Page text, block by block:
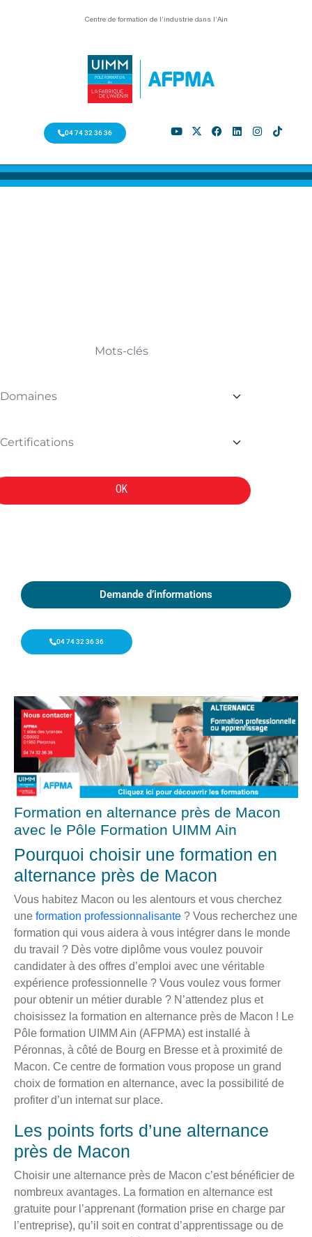
Centre de formation de l’industrie dans l’Ain
04 74 32 36 36
OK
Demande d’informations
04 74 32 36 36
Formation en alternance près de Macon
avec le Pôle Formation UIMM Ain
Pourquoi choisir une formation en
alternance près de Macon
Vous habitez Macon ou les alentours et vous cherchez
une formation professionnalisante ? Vous recherchez une
formation qui vous aidera à vous intégrer dans le monde
du travail ? Dès votre diplôme vous voulez pouvoir
candidater à des offres d’emploi avec une véritable
expérience professionnelle ? Vous voulez vous former
pour obtenir un métier durable ? N’attendez plus et
choisissez la formation en alternance près de Macon ! Le
Pôle formation UIMM Ain (AFPMA) est installé à
Péronnas, à côté de Bourg en Bresse et à proximité de
Macon. Ce centre de formation vous propose un grand
choix de formation en alternance, avec la possibilité de
profiter d’un internat sur place.
Les points forts d’une alternance
près de Macon
Choisir une alternance près de Macon c’est bénéficier de
nombreux avantages. La formation en alternance est
gratuite pour l’apprenant (formation prise en charge par
l’entreprise), qu’il soit en contrat d’apprentissage ou de